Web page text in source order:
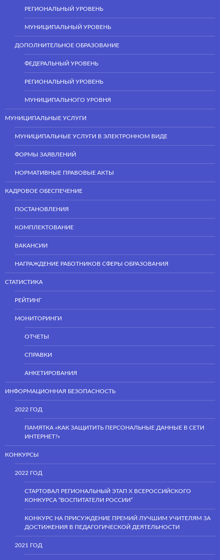
РЕГИОНАЛЬНЫЙ УРОВЕНЬ
МУНИЦИПАЛЬНЫЙ УРОВЕНЬ
ДОПОЛНИТЕЛЬНОЕ ОБРАЗОВАНИЕ
ФЕДЕРАЛЬНЫЙ УРОВЕНЬ
РЕГИОНАЛЬНЫЙ УРОВЕНЬ
МУНИЦИПАЛЬНОГО УРОВНЯ
МУНИЦИПАЛЬНЫЕ УСЛУГИ
МУНИЦИПАЛЬНЫЕ УСЛУГИ В ЭЛЕКТРОННОМ ВИДЕ
ФОРМЫ ЗАЯВЛЕНИЙ
НОРМАТИВНЫЕ ПРАВОВЫЕ АКТЫ
КАДРОВОЕ ОБЕСПЕЧЕНИЕ
ПОСТАНОВЛЕНИЯ
КОМПЛЕКТОВАНИЕ
ВАКАНСИИ
НАГРАЖДЕНИЕ РАБОТНИКОВ СФЕРЫ ОБРАЗОВАНИЯ
СТАТИСТИКА
РЕЙТИНГ
МОНИТОРИНГИ
ОТЧЕТЫ
СПРАВКИ
АНКЕТИРОВАНИЯ
ИНФОРМАЦИОННАЯ БЕЗОПАСНОСТЬ
2022 ГОД
ПАМЯТКА «КАК ЗАЩИТИТЬ ПЕРСОНАЛЬНЫЕ ДАННЫЕ В СЕТИ
ИНТЕРНЕТ?»
КОНКУРСЫ
2022 ГОД
СТАРТОВАЛ РЕГИОНАЛЬНЫЙ ЭТАП Х ВСЕРОССИЙСКОГО
КОНКУРСА “ВОСПИТАТЕЛИ РОССИИ”
КОНКУРС НА ПРИСУЖДЕНИЕ ПРЕМИЙ ЛУЧШИМ УЧИТЕЛЯМ ЗА
ДОСТИЖЕНИЯ В ПЕДАГОГИЧЕСКОЙ ДЕЯТЕЛЬНОСТИ
2021 ГОД